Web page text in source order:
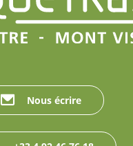
Nous écrire